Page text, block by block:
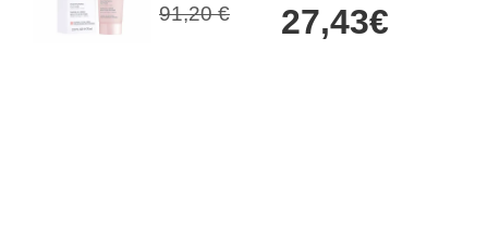
91,20 € 27,43€